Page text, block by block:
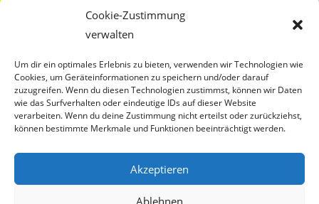
Cookie-Zustimmung
verwalten
Um dir ein optimales Erlebnis zu bieten, verwenden wir Technologien wie
Cookies, um Geräteinformationen zu speichern und/oder darauf
zuzugreifen. Wenn du diesen Technologien zustimmst, können wir Daten
wie das Surfverhalten oder eindeutige IDs auf dieser Website
verarbeiten. Wenn du deine Zustimmung nicht erteilst oder zurückziehst,
können bestimmte Merkmale und Funktionen beeinträchtigt werden.
Akzeptieren
Ablehnen
Externe Leseempfehlungen